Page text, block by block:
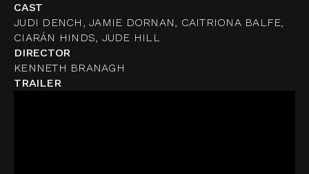
CAST
JUDI DENCH, JAMIE DORNAN, CAITRIONA BALFE,
CIARÁN HINDS, JUDE HILL
DIRECTOR
KENNETH BRANAGH
TRAILER